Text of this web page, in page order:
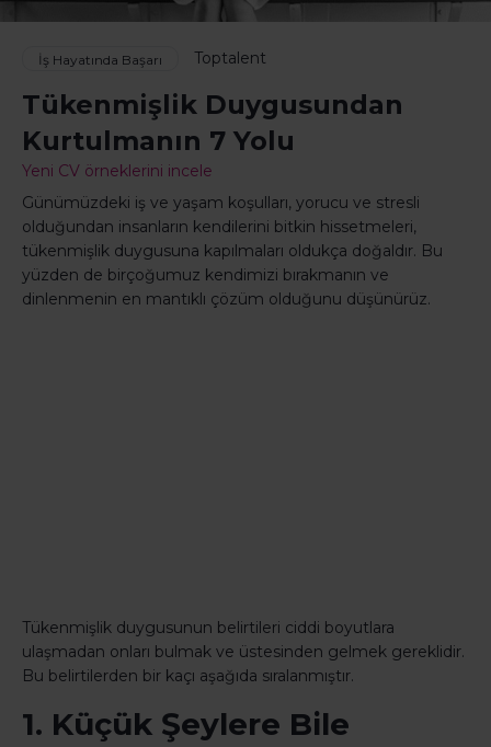
İş Hayatında Başarı Toptalent
Tükenmişlik Duygusundan
Kurtulmanın 7 Yolu
Yeni CV örneklerini incele
Günümüzdeki iş ve yaşam koşulları, yorucu ve stresli
olduğundan insanların kendilerini bitkin hissetmeleri,
tükenmişlik duygusuna kapılmaları oldukça doğaldır. Bu
yüzden de birçoğumuz kendimizi bırakmanın ve
dinlenmenin en mantıklı çözüm olduğunu düşünürüz.
Tükenmişlik duygusunun belirtileri ciddi boyutlara
ulaşmadan onları bulmak ve üstesinden gelmek gereklidir.
Bu belirtilerden bir kaçı aşağıda sıralanmıştır.
1. Küçük Şeylere Bile